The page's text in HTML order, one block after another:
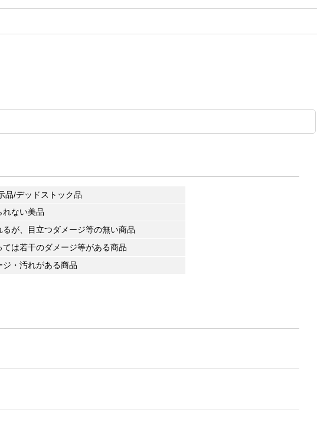
品/デッドストック品
れない美品
が、目立つダメージ等の無い商品
は若干のダメージ等がある商品
ジ・汚れがある商品